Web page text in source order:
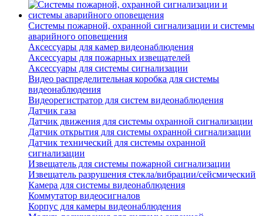
Системы пожарной, охранной сигнализации и системы
аварийного оповещения
Аксессуары для камер видеонаблюдения
Аксессуары для пожарных извещателей
Аксессуары для системы сигнализации
Видео распределительная коробка для системы
видеонаблюдения
Видеорегистратор для систем видеонаблюдения
Датчик газа
Датчик движения для системы охранной сигнализации
Датчик открытия для системы охранной сигнализации
Датчик технический для системы охранной
сигнализации
Извещатель для системы пожарной сигнализации
Извещатель разрушения стекла/вибрации/сейсмический
Камера для системы видеонаблюдения
Коммутатор видеосигналов
Корпус для камеры видеонаблюдения